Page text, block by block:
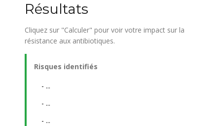
Résultats
Cliquez sur "Calculer" pour voir votre impact sur la
résistance aux antibiotiques.
Risques identifiés
- ...
- ...
- ...